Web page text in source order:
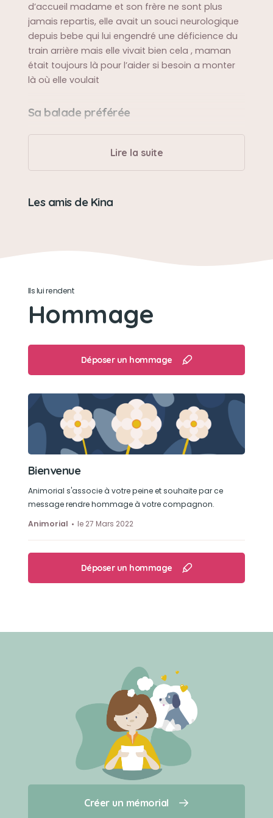
Créer un mémorial
Qui sommes-nous ?
d’accueil madame et son frère ne sont plus
jamais repartis, elle avait un souci neurologique
depuis bebe qui lui engendré une déficience du
train arrière mais elle vivait bien cela , maman
était toujours là pour l’aider si besoin a monter
là où elle voulait
Sa balade préférée
Ma kina ne sortait pas elle ne rester que dans le
jardin et hop on rentre
litière 🙄
Son caractère
Une formidable petite mimine , très calineuse
elle adorer être tout près de sa maman sur ce
genoux le matin lors du café la nuit dodo a
coter de maman
C était moi je pense
Son loisir préféré
Manger lol c’était son plus grand loisir
Lire la suite
Les amis de Kina
Ils lui rendent
Hommage
Déposer un hommage
Bienvenue
Animorial s'associe à votre peine et souhaite par ce
message rendre hommage à votre compagnon.
Animorial
le 27 Mars 2022
Déposer un hommage
Créer un mémorial